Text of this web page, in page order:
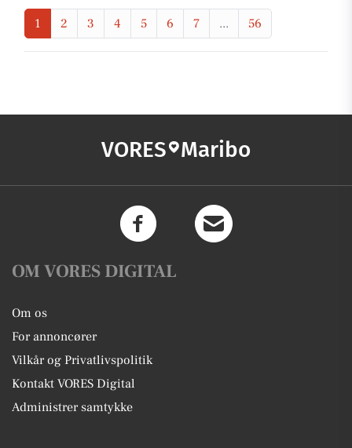
1 2 3 4 5 6 7 ... 56
VORES Maribo
OM VORES DIGITAL
Om os
For annoncører
Vilkår og Privatlivspolitik
Kontakt VORES Digital
Administrer samtykke